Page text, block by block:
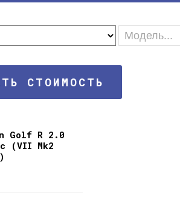
СТОИМОСТЬ
Golf R 2.0
(VII Mk2